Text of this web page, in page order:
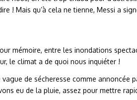
! Mais qu’à cela ne tienne, Messi a
mémoire, entre les inondations
le climat a de quoi nous inquiéter !
de sécheresse comme annoncée
eu de la pluie, assez pour mettre